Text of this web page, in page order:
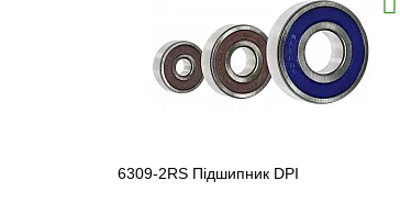
6309-2RS Підшипник DPI